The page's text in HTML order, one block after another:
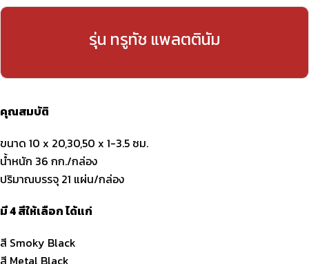
รุ่น ทรูทัช แพลตตินัม
คุณสมบัติ
ขนาด 10 x 20,30,50 x 1-3.5 ซม.
น้ำหนัก 36 กก./กล่อง
ปริมาณบรรจุ 21 แผ่น/กล่อง
มี 4 สีให้เลือก ได้แก่
สี Smoky Black
สี Metal Black